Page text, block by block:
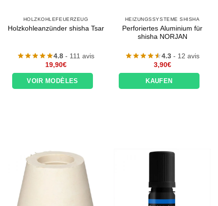
HOLZKOHLEFEUERZEUG
Holzkohleanzünder shisha Tsar
4.8 - 111 avis
19,90€
VOIR MODÈLES
HEIZUNGSSYSTEME SHISHA
Perforiertes Aluminium für
shisha NORJAN
4.3 - 12 avis
3,90€
KAUFEN